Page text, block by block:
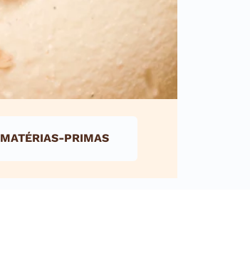
MATÉRIAS-PRIMAS